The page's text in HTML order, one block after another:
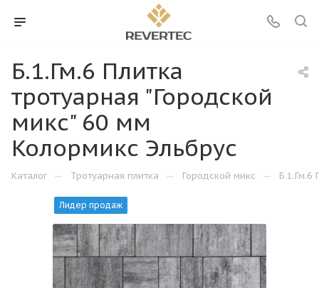
Б.1.Гм.6 Плитка
тротуарная "Городской
микс" 60 мм
Колормикс Эльбрус
Каталог — Тротуарная плитка — Городской микс — Б.1.Гм.6
Лидер продаж